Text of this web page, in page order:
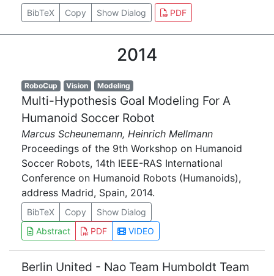
BibTeX Copy Show Dialog PDF
2014
RoboCup Vision Modeling
Multi-Hypothesis Goal Modeling For A
Humanoid Soccer Robot
Marcus Scheunemann, Heinrich Mellmann
Proceedings of the 9th Workshop on Humanoid
Soccer Robots, 14th IEEE-RAS International
Conference on Humanoid Robots (Humanoids),
address Madrid, Spain, 2014.
BibTeX Copy
Show Dialog
Abstract
PDF VIDEO
Berlin United - Nao Team Humboldt Team